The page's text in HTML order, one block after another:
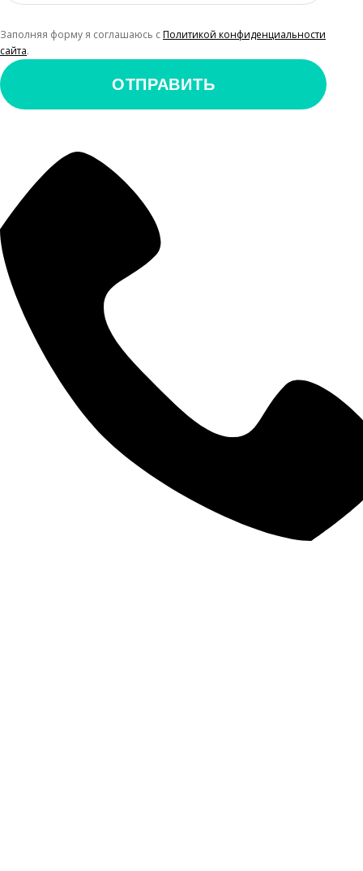
Заполняя форму я соглашаюсь сПолитикой конфиденциальности
сайта.
ОТПРАВИТЬ